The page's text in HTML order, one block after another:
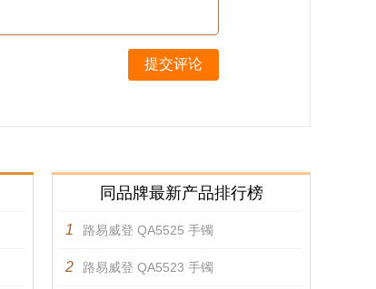
提交评论
同品牌最新产品排行榜
1 路易威登 QA5525 手镯
2 路易威登 QA5523 手镯